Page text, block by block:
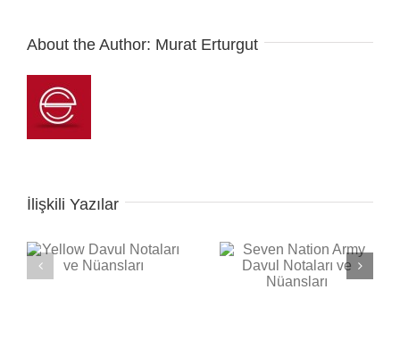
About the Author: Murat Erturgut
İlişkili Yazılar
Seven Nation Army